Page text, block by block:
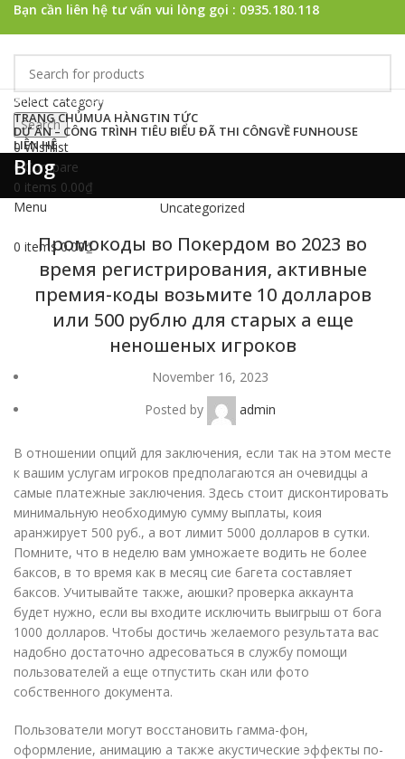
Bạn cần liên hệ tư vấn vui lòng gọi : 0935.180.118
Select category
Search
0Wishlist
0 Compare
0 items 0.00₫
Menu
0 items 0.00₫
Browse Categories
TRANG CHỦMUA HÀNGTIN TỨC
DỰ ÁN – CÔNG TRÌNH TIÊU BIỂU ĐÃ THI CÔNGVỀ FUNHOUSE
LIÊN HỆ
Blog
Uncategorized
Промокоды во Покердом во 2023 во
время регистрирования, активные
премия-коды возьмите 10 долларов
или 500 рублю для старых а еще
неношеных игроков
November 16, 2023
Posted by
admin
В отношении опций для заключения, если так на этом месте
к вашим услугам игроков предполагаются ан очевидцы а
самые платежные заключения. Здесь стоит дисконтировать
минимальную необходимую сумму выплаты, коия
аранжирует 500 руб., а вот лимит 5000 долларов в сутки.
Помните, что в неделю вам умножаете водить не более
баксов, в то время как в месяц сие багета составляет
баксов. Учитывайте также, аюшки? проверка аккаунта
будет нужно, если вы входите исключить выигрыш от бога
1000 долларов. Чтобы достичь желаемого результата вас
надобно достаточно адресоваться в службу помощи
пользователей а еще отпустить скан или фото
собственного документа.
Пользователи могут восстановить гамма-фон,
оформление, анимацию а также акустические эффекты по-